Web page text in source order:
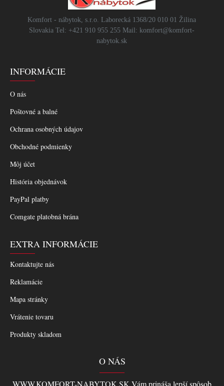
Komfort - nábytok, s.r.o. Laborecká 1368/20 010 01 Žilina
Slovakia Tel: +421 910 955 255 Mail: komfort@komfort-
nabytok.sk
INFORMÁCIE
O nás
Poštovné a balné
Ochrana osobných údajov
Obchodné podmienky
Môj účet
História objednávok
PayPal platby
Comgate platobná brána
EXTRA INFORMÁCIE
Kontaktujte nás
Reklamácie
Mapa stránky
Vrátenie tovaru
Produkty skladom
O NÁS
WWW.KOMFORT-NABYTOK.SK Vám prináša lepší spôsob